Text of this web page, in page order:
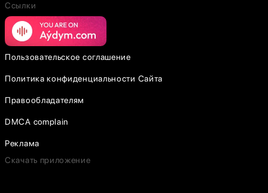
Ссылки
Пользовательское соглашение
Политика конфиденциальности Сайта
Правообладателям
DMCA complain
Реклама
Скачать приложение